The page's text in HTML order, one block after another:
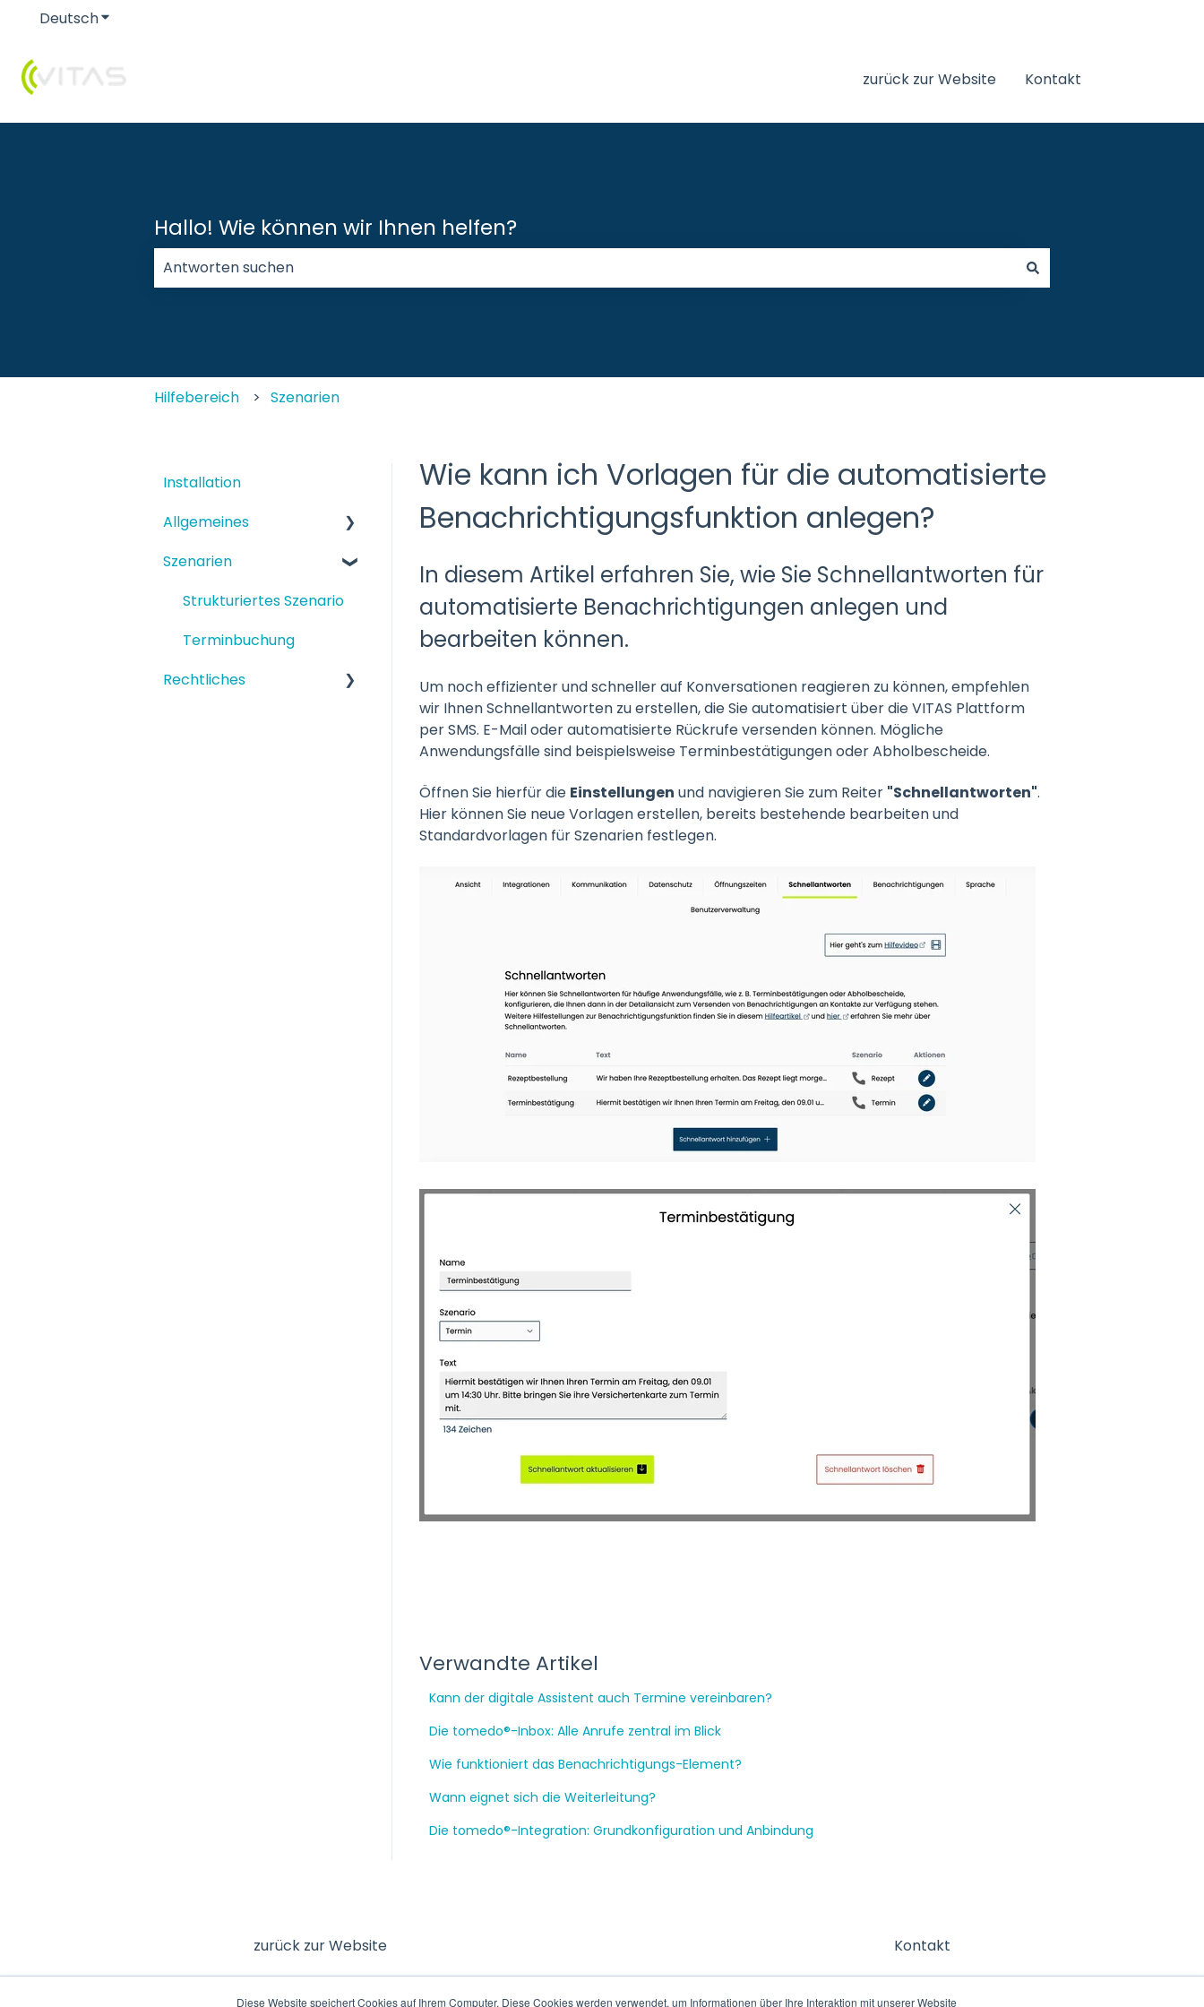
Diese Website speichert Cookies auf Ihrem Computer. Diese Cookies werden verwendet, um Informationen über Ihre Interaktion mit unserer Website
DeutschUntermenü für Übersetzungen anzeigen
zurück zur Website Kontakt
Hallo! Wie können wir Ihnen helfen?
Hilfebereich Szenarien
Wie kann ich Vorlagen für die automatisierte
Benachrichtigungsfunktion anlegen?
In diesem Artikel erfahren Sie, wie Sie Schnellantworten für
automatisierte Benachrichtigungen anlegen und
bearbeiten können.
Um noch effizienter und schneller auf Konversationen reagieren zu können, empfehlen
wir Ihnen Schnellantworten zu erstellen, die Sie automatisiert über die VITAS Plattform
per SMS. E-Mail oder automatisierte Rückrufe versenden können. Mögliche
Anwendungsfälle sind beispielsweise Terminbestätigungen oder Abholbescheide.
Öffnen Sie hierfür die Einstellungen und navigieren Sie zum Reiter "Schnellantworten".
Hier können Sie neue Vorlagen erstellen, bereits bestehende bearbeiten und
Standardvorlagen für Szenarien festlegen.
Verwandte Artikel
Kann der digitale Assistent auch Termine vereinbaren?
Die tomedo®-Inbox: Alle Anrufe zentral im Blick
Wie funktioniert das Benachrichtigungs-Element?
Wann eignet sich die Weiterleitung?
Die tomedo®-Integration: Grundkonfiguration und Anbindung
Installation
Allgemeines
Funktionen
Einrichtung
Szenarien
Strukturiertes Szenario
Terminbuchung
Rechtliches
zurück zur Website Kontakt